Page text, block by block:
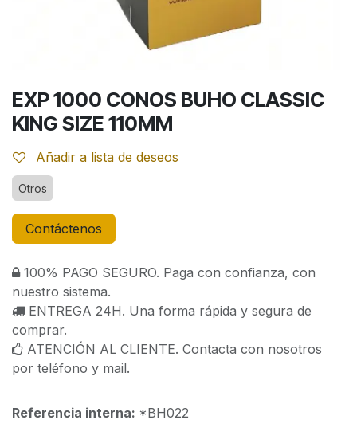
EXP 1000 CONOS BUHO CLASSIC
KING SIZE 110MM
Añadir a lista de deseos
Otros
Contáctenos
100% PAGO SEGURO. Paga con confianza, con
nuestro sistema.
ENTREGA 24H. Una forma rápida y segura de
comprar.
ATENCIÓN AL CLIENTE. Contacta con nosotros
por teléfono y mail.
Referencia interna: *BH022